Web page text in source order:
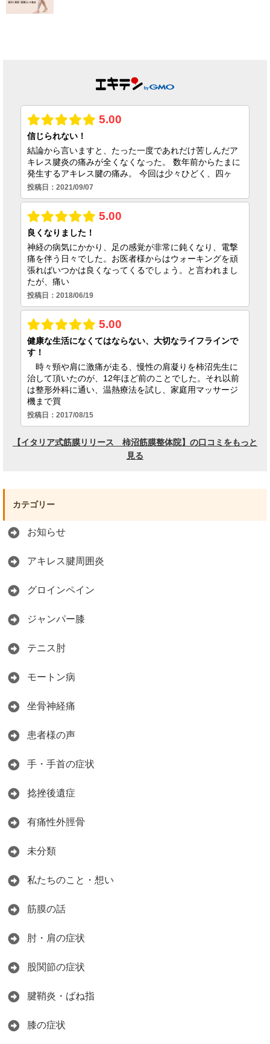
回施術キャンペー
カテゴリー
お知らせ
アキレス腱周囲炎
グロインペイン
ジャンパー膝
テニス肘
モートン病
坐骨神経痛
患者様の声
手・手首の症状
捻挫後遺症
有痛性外脛骨
未分類
私たちのこと・想い
筋膜の話
肘・肩の症状
股関節の症状
腱鞘炎・ばね指
膝の症状